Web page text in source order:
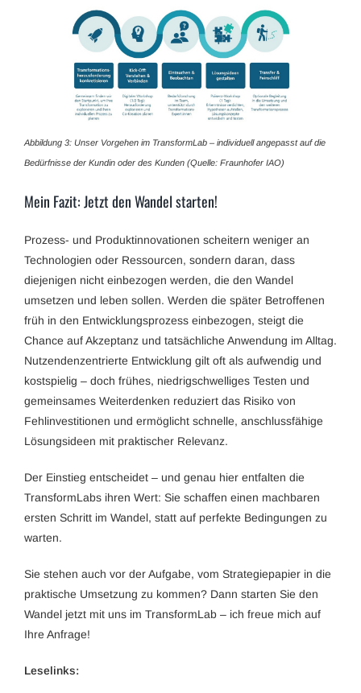
Abbildung 3: Unser Vorgehen im TransformLab – individuell angepasst auf die
Bedürfnisse der Kundin oder des Kunden (Quelle: Fraunhofer IAO)
Mein Fazit: Jetzt den Wandel starten!
Prozess- und Produktinnovationen scheitern weniger an
Technologien oder Ressourcen, sondern daran, dass
diejenigen nicht einbezogen werden, die den Wandel
umsetzen und leben sollen. Werden die später Betroffenen
früh in den Entwicklungsprozess einbezogen, steigt die
Chance auf Akzeptanz und tatsächliche Anwendung im Alltag.
Nutzendenzentrierte Entwicklung gilt oft als aufwendig und
kostspielig – doch frühes, niedrigschwelliges Testen und
gemeinsames Weiterdenken reduziert das Risiko von
Fehlinvestitionen und ermöglicht schnelle, anschlussfähige
Lösungsideen mit praktischer Relevanz.
Der Einstieg entscheidet – und genau hier entfalten die
TransformLabs ihren Wert: Sie schaffen einen machbaren
ersten Schritt im Wandel, statt auf perfekte Bedingungen zu
warten.
Sie stehen auch vor der Aufgabe, vom Strategiepapier in die
praktische Umsetzung zu kommen? Dann starten Sie den
Wandel jetzt mit uns im TransformLab – ich freue mich auf
Ihre Anfrage!
Leselinks: